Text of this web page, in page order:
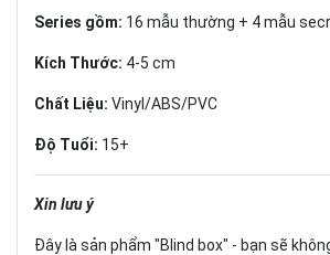
Series gồm: 16 mẫu thường + 4 mẫu
Kích Thước: 4-5 cm
Chất Liệu: Vinyl/ABS/PVC
Độ Tuổi: 15+
Xin lưu ý
Đây là sản phẩm "Blind box" - bạn sẽ